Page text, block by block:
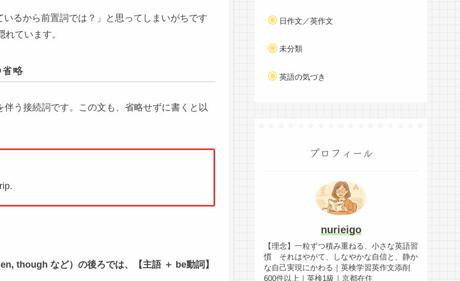
るから前置詞では？」と思ってしまいがちです
ています。
略
う接続詞です。この文も、省略せずに書くと以
though など）の後ろでは、【主語 ＋ be動詞】
日作文／英作文
未分類
英語の気づき
プロフィール
nurieigo
【理念】一粒ずつ積み重ねる、小さな英語習
慣 それはやがて、しなやかな自信と、静か
な自己実現にかわる｜英検学習英作文添削
600件以上｜英検1級｜京都在住